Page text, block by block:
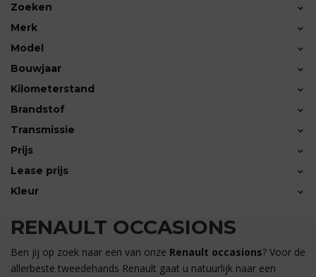
Zoeken
Merk
ALPINE
Peugeot
Renault (42)
Volkswagen
Model
2008 (1)
5 (2)
A110 (1)
A290 (1)
Captur
Toon 15 meer
Bouwjaar
Kilometerstand
13KM — 143.094KM
Brandstof
Benzine (25)
Benzine/Elektrisch
Diesel (1)
Elektrisch
Transmissie
Prijs
€3.750 — €125.000
Lease prijs
€0
Kleur
RENAULT OCCASIONS
Ben jij op zoek naar een van onze Renault occasions? Voor de
allerbeste tweedehands Renault gaat u natuurlijk naar een